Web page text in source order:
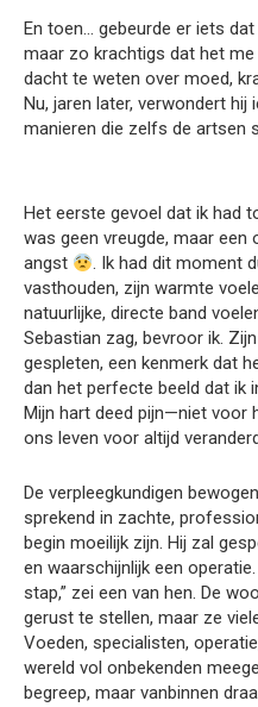
En toen… gebeurde er iets
maar zo krachtigs dat het
dacht te weten over moed,
Nu, jaren later, verwondert hij
manieren die zelfs de artsen
Het eerste gevoel dat ik had
was geen vreugde, maar een
angst
. Ik had dit moment
vasthouden, zijn warmte
natuurlijke, directe band
Sebastian zag, bevroor ik.
gespleten, een kenmerk dat
dan het perfecte beeld dat ik
Mijn hart deed pijn—niet voor
ons leven voor altijd
De verpleegkundigen
sprekend in zachte,
begin moeilijk zijn. Hij zal
en waarschijnlijk een
stap,” zei een van hen. De
gerust te stellen, maar ze
Voeden, specialisten,
wereld vol onbekenden
begreep, maar vanbinnen